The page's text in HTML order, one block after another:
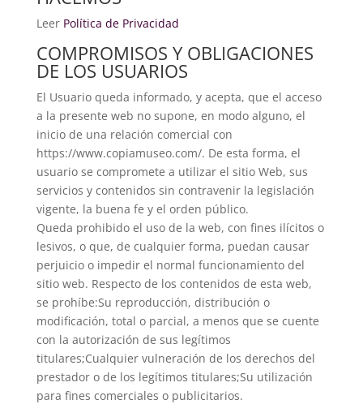
Leer Política de Privacidad
COMPROMISOS Y OBLIGACIONES
DE LOS USUARIOS
El Usuario queda informado, y acepta, que el acceso
a la presente web no supone, en modo alguno, el
inicio de una relación comercial con
https://www.copiamuseo.com/. De esta forma, el
usuario se compromete a utilizar el sitio Web, sus
servicios y contenidos sin contravenir la legislación
vigente, la buena fe y el orden público.
Queda prohibido el uso de la web, con fines ilícitos o
lesivos, o que, de cualquier forma, puedan causar
perjuicio o impedir el normal funcionamiento del
sitio web. Respecto de los contenidos de esta web,
se prohíbe:Su reproducción, distribución o
modificación, total o parcial, a menos que se cuente
con la autorización de sus legítimos
titulares;Cualquier vulneración de los derechos del
prestador o de los legítimos titulares;Su utilización
para fines comerciales o publicitarios.